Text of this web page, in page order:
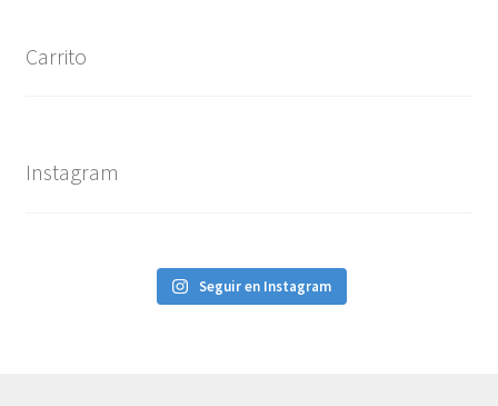
Carrito
Instagram
Seguir en Instagram